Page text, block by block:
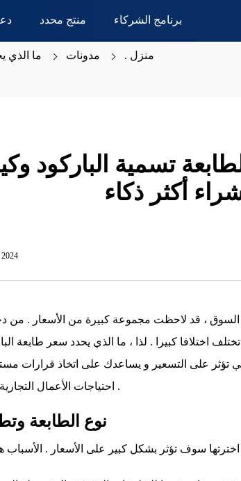
منتج محدد برنامج الشركاء
منزل . مدونات ما الذي
تسمية الباركود
أكثر ذكاء
2024
، قد لاحظت مجموعة كبيرة من الأسعار .
اختلافا كبيرا . لذا ، ما الذي يحدد سعر طابعة
تؤثر على التسعير و يساعدك على اتخاذ قرارات
احتياجات الأعمال التجارية والميزانية .
1 . نوع الطابعة